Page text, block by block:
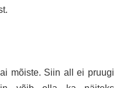
mõiste. Siin all ei pruugi